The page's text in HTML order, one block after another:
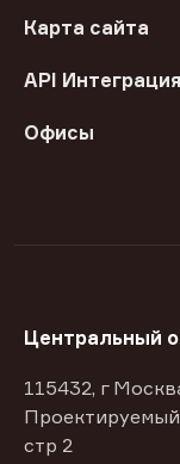
Карта сайта
API Интеграция
Офисы
Центральный
115432, г
стр 2